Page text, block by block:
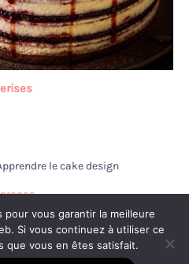
le cake design
légales
confidentialité
vous garantir la meilleure
Si vous continuez à utiliser ce
que vous en êtes satisfait.